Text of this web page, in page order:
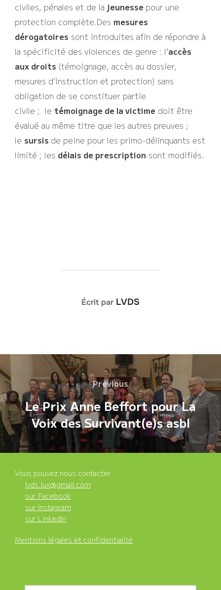
civiles, pénales et de la jeunesse pour une
protection complète.Des mesures
dérogatoires sont introduites afin de répondre à
la spécificité des violences de genre : l’accès
aux droits (témoignage, accès au dossier,
mesures d’instruction et protection) sans
obligation de se constituer partie
civile ; le témoignage de la victime doit être
évalué au même titre que les autres preuves ;
le sursis de peine pour les primo-délinquants est
limité ; les délais de prescription sont modifiés.
AUTEUR DE LA PUBLICATION
Écrit par LVDS
Navigation
de
l’article
Previous
Previous
Le Prix Anne Beffort pour La
Voix des Survivant(e)s asbl
Vous pouvez nous contacter :
lvds.lux@gmail.com
sur Facebook
sur Instagram
sur LinkedIn
Mentions légales et confidentialité